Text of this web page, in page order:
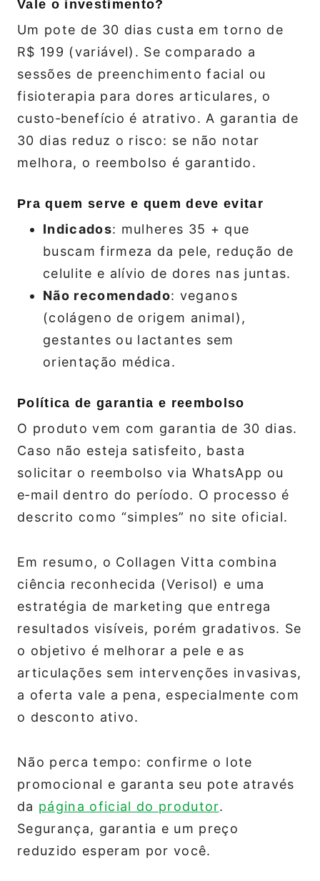
Vale o investimento?
Um pote de 30 dias custa em torno de
R$ 199 (variável). Se comparado a
sessões de preenchimento facial ou
fisioterapia para dores articulares, o
custo‑benefício é atrativo. A garantia de
30 dias reduz o risco: se não notar
melhora, o reembolso é garantido.
Pra quem serve e quem deve evitar
Indicados: mulheres 35 + que
buscam firmeza da pele, redução de
celulite e alívio de dores nas juntas.
Não recomendado: veganos
(colágeno de origem animal),
gestantes ou lactantes sem
orientação médica.
Política de garantia e reembolso
O produto vem com garantia de 30 dias.
Caso não esteja satisfeito, basta
solicitar o reembolso via WhatsApp ou
e‑mail dentro do período. O processo é
descrito como “simples” no site oficial.
Em resumo, o Collagen Vitta combina
ciência reconhecida (Verisol) e uma
estratégia de marketing que entrega
resultados visíveis, porém gradativos. Se
o objetivo é melhorar a pele e as
articulações sem intervenções invasivas,
a oferta vale a pena, especialmente com
o desconto ativo.
Não perca tempo: confirme o lote
promocional e garanta seu pote através
da página oficial do produtor.
Segurança, garantia e um preço
reduzido esperam por você.